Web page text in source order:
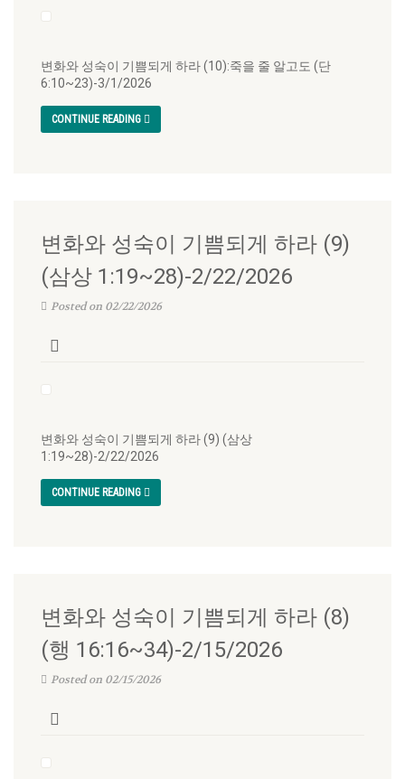
변화와 성숙이 기쁨되게 하라 (10):죽을 줄 알고도 (단
6:10~23)-3/1/2026
CONTINUE READING
변화와 성숙이 기쁨되게 하라 (9)
(삼상 1:19~28)-2/22/2026
Posted on 02/22/2026
변화와 성숙이 기쁨되게 하라 (9) (삼상
1:19~28)-2/22/2026
CONTINUE READING
변화와 성숙이 기쁨되게 하라 (8)
(행 16:16~34)-2/15/2026
Posted on 02/15/2026